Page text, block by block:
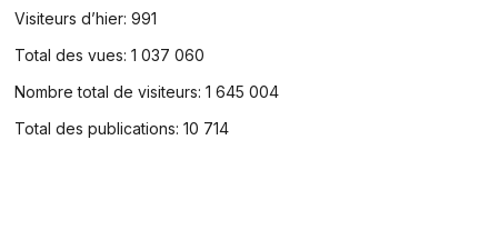
Visiteurs d’hier: 991
Total des vues: 1 037 060
Nombre total de visiteurs: 1 645 004
Total des publications: 10 714